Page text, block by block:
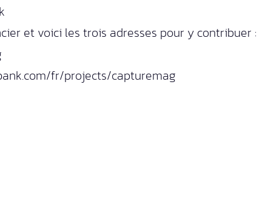
et voici les trois adresses pour y contribuer :
fr/projects/capturemag